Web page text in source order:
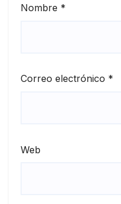
Nombre *
Correo electrónico *
Web